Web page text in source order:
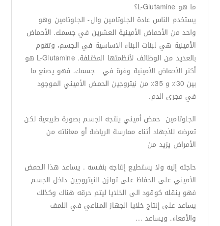
ما هو L-Glutamine؟
يستخدم الناس عادة الجلوتامين وال- الجلوتامين وهو
واحد من الأحماض الأمينية العشرين في جسمك. الأحماض
الأمينية هي لبنات البناء الاساسية في الجسم، وتقوم
بالعديد من الوظائف لأنظمتها المختلفة. L-Glutamine هو
أكثر الأحماض الأمينية وفرة في جسمك. فهو يصنع ما
بين 30٪ و 35٪ من نيتروجين الحمض الأميني الموجود
في مجرى الدم.
الجلوتامين حمض أميني ينتجه الجسم بصورة طبيعية لكن
تعرضه للأجهاد أثناء ممارسة الرياضة أو معاناته من
الأمراض يزيد من
حاجته إليه ولا يستطيع إنتاجه بنفسه . يساعد هذا الحمض
الأميني على الحفاظ على توازن النيتروجين داخل الجسم
فهو ينقله كوقود الى الخلايا ليتم حرقه هناك وكذلك
يساعد على إنتاج خلايا الجهاز المناعي في اللمف
والأمعاء. ويساعد …